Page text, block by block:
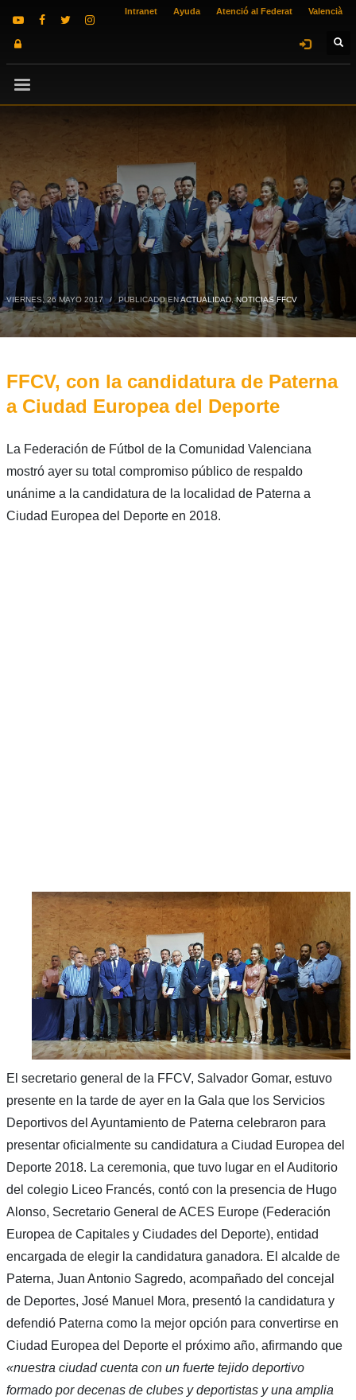
Intranet Ayuda Atenció al Federat Valencià
VIERNES, 26 MAYO 2017 / PUBLICADO ENACTUALIDAD,NOTICIAS FFCV
FFCV, con la candidatura de Paterna
a Ciudad Europea del Deporte
La Federación de Fútbol de la Comunidad Valenciana
mostró ayer su total compromiso público de respaldo
unánime a la candidatura de la localidad de Paterna a
Ciudad Europea del Deporte en 2018.
El secretario general de la FFCV, Salvador Gomar, estuvo
presente en la tarde de ayer en la Gala que los Servicios
Deportivos del Ayuntamiento de Paterna celebraron para
presentar oficialmente su candidatura a Ciudad Europea del
Deporte 2018. La ceremonia, que tuvo lugar en el Auditorio
del colegio Liceo Francés, contó con la presencia de Hugo
Alonso, Secretario General de ACES Europe (Federación
Europea de Capitales y Ciudades del Deporte), entidad
encargada de elegir la candidatura ganadora. El alcalde de
Paterna, Juan Antonio Sagredo, acompañado del concejal
de Deportes, José Manuel Mora, presentó la candidatura y
defendió Paterna como la mejor opción para convertirse en
Ciudad Europea del Deporte el próximo año, afirmando que
«nuestra ciudad cuenta con un fuerte tejido deportivo
formado por decenas de clubes y deportistas y una amplia